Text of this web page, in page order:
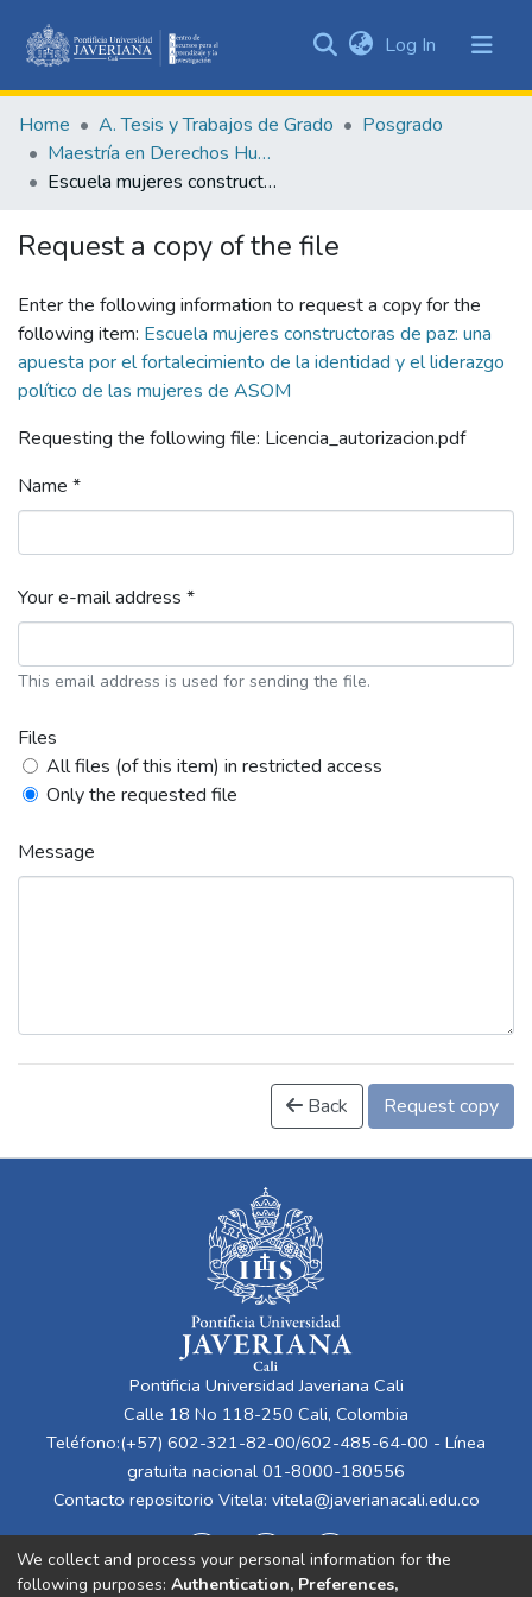
&
Collections
Statistics
Log In (current)
Home A. Tesis y Trabajos de Grado
Posgrado
Maestría en Derechos Humanos y Cultura de Paz
Escuela mujeres constructoras de paz: una apuesta por el fortalecimiento de la identidad y el liderazgo político de las mujeres de ASOM
Request a copy of the file
Enter the following information to request a copy for the
following item: Escuela mujeres constructoras de paz: una
apuesta por el fortalecimiento de la identidad y el liderazgo
político de las mujeres de ASOM
Requesting the following file: Licencia_autorizacion.pdf
Name *
Your e-mail address *
This email address is used for sending the file.
Files
All files (of this item) in restricted access
Only the requested file
Message
Back Request copy
Pontificia Universidad Javeriana Cali
Calle 18 No 118-250 Cali, Colombia
Teléfono:(+57) 602-321-82-00/602-485-64-00 - Línea
gratuita nacional 01-8000-180556
Contacto repositorio Vitela: vitela@javerianacali.edu.co
We collect and process your personal information for the
following purposes: Authentication, Preferences,